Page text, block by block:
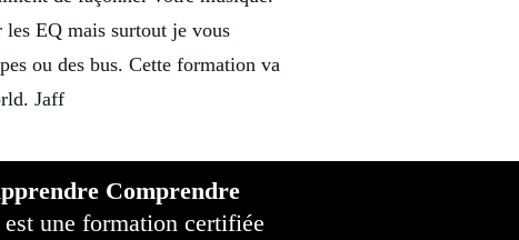
EQ mais surtout je vous
ou des bus. Cette formation va
Jaff
Comprendre
est une formation certifiée